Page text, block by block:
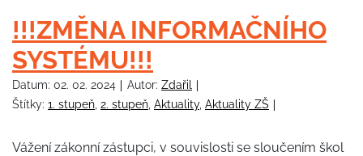
!!!ZMĚNA INFORMAČNÍHO
SYSTÉMU!!!
Datum: 02. 02. 2024 Autor: Zdařil
Štítky: 1. stupeň 2. stupeň Aktuality, Aktuality ZŠ
Vážení zákonní zástupci, v souvislosti se sloučením škol